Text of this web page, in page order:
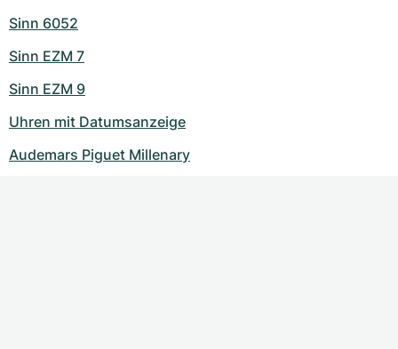
Sinn 6052
Sinn EZM 7
Sinn EZM 9
Uhren mit Datumsanzeige
Audemars Piguet Millenary